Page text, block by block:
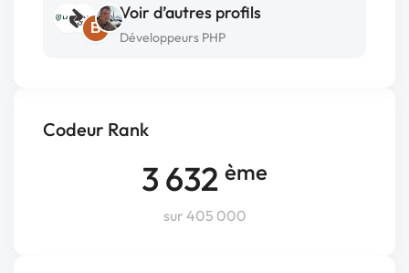
Codeur Rank
3 632 ème
sur 405 000
B
Voir d’autres profils
Développeurs PHP